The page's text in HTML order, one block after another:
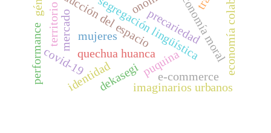
segregación lingüística
quechua huancapuquina
producción del espacio
imaginarios urbanos
economía moral
precariedad
mujeres
mercado
identidad e-commerce
covid-19
territorio
performance dekasegi